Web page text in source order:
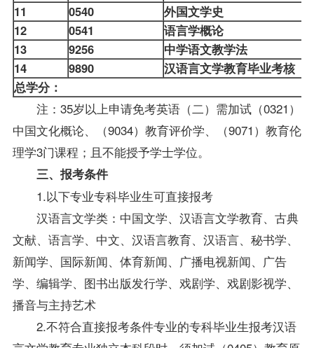
11
0540
外国文学史
12
0541
语言学概论
13
9256
中学语文教学法
14
9890
汉语言文学教育毕业考核
总学分：
注：35岁以上申请免考英语（二）需加试（0321）
中国文化概论、（9034）教育评价学、（9071）教育伦
理学3门课程；且不能授予学士学位。
三、 报考条件
1.以下专业专科毕业生可直接报考
汉语言文学类：中国文学、汉语言文学教育、古典
文献、语言学、中文、汉语言教育、汉语言、秘书学、
新闻学、国际新闻、体育新闻、广播电视新闻、广告
学、编辑学、图书出版发行学、戏剧学、戏剧影视学、
播音与主持艺术
2.不符合直接报考条件专业的专科毕业生报考汉语